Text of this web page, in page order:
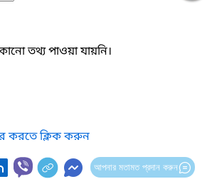
তথ্য পাওয়া যায়নি।
করতে ক্লিক করুন
আপনার মতামত প্রদান করুন